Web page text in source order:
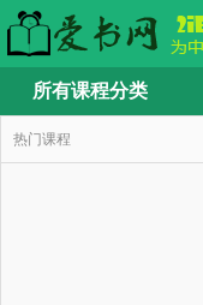
所有课程分类
热门课程